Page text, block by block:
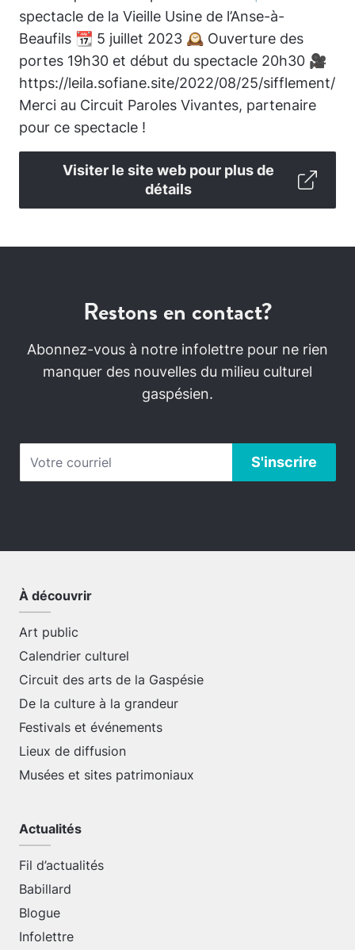
spectacle de la Vieille Usine de l’Anse-à-
Beaufils 📆 5 juillet 2023 🕰️ Ouverture des
portes 19h30 et début du spectacle 20h30 🎥
https://leila.sofiane.site/2022/08/25/sifflement/
Merci au Circuit Paroles Vivantes, partenaire
pour ce spectacle !
Visiter le site web pour plus de
détails
Restons en contact?
Abonnez-vous à notre infolettre pour ne rien
manquer des nouvelles du milieu culturel
gaspésien.
À découvrir
Art public
Calendrier culturel
Circuit des arts de la Gaspésie
De la culture à la grandeur
Festivals et événements
Lieux de diffusion
Musées et sites patrimoniaux
Actualités
Fil d’actualités
Babillard
Blogue
Infolettre